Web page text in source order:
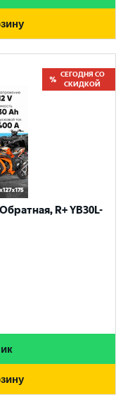
СЕГОДНЯ СО
СКИДКОЙ
R+ YB30L-